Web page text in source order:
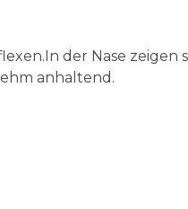
der Nase zeigen
anhaltend.